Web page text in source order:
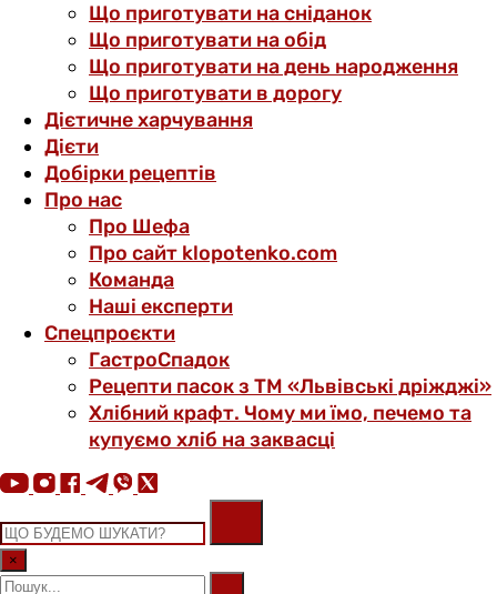
Що приготувати на сніданок
Що приготувати на обід
Що приготувати на день народження
Що приготувати в дорогу
Дієтичне харчування
Дієти
Добірки рецептів
Про нас
Про Шефа
Про сайт klopotenko.com
Команда
Наші експерти
Спецпроєкти
ГастроСпадок
Рецепти пасок з ТМ «Львівські дріжджі»
Хлібний крафт. Чому ми їмо, печемо та
купуємо хліб на заквасці
×